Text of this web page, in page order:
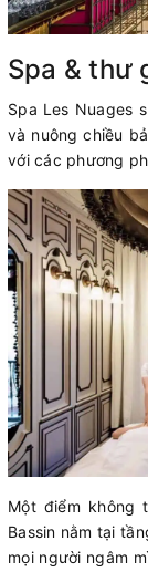
Spa & thư
Spa Les Nuages
và nuông chiều
với các phương
Một điểm không
Bassin nằm tại
mọi người ngâm